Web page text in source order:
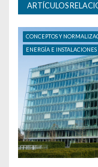
ARTÍCULOS
CONCEPTOS Y
ENERGÍA E INSTALACIONES